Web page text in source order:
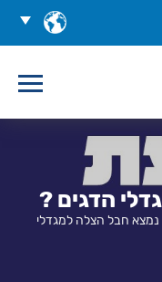
בחר
שפה
הדגים ?
חבל הצלה למגדלי